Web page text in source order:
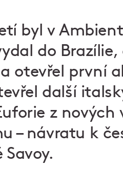
byl v
do
otevřel první
další
z
– návratu k